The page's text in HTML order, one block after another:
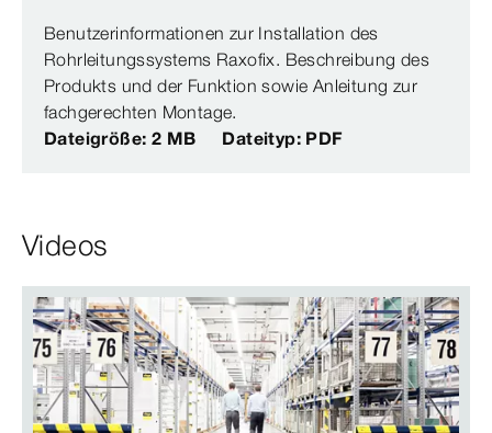
Benutzerinformationen zur Installation des
Rohrleitungssystems Raxofix. Beschreibung des
Produkts und der Funktion sowie Anleitung zur
fachgerechten Montage.
Dateigröße: 2 MB
Dateityp: PDF
Videos